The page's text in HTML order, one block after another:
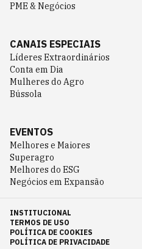
PME & Negócios
CANAIS ESPECIAIS
Líderes Extraordinários
Conta em Dia
Mulheres do Agro
Bússola
EVENTOS
Melhores e Maiores
Superagro
Melhores do ESG
Negócios em Expansão
INSTITUCIONAL
TERMOS DE USO
POLÍTICA DE COOKIES
POLÍTICA DE PRIVACIDADE